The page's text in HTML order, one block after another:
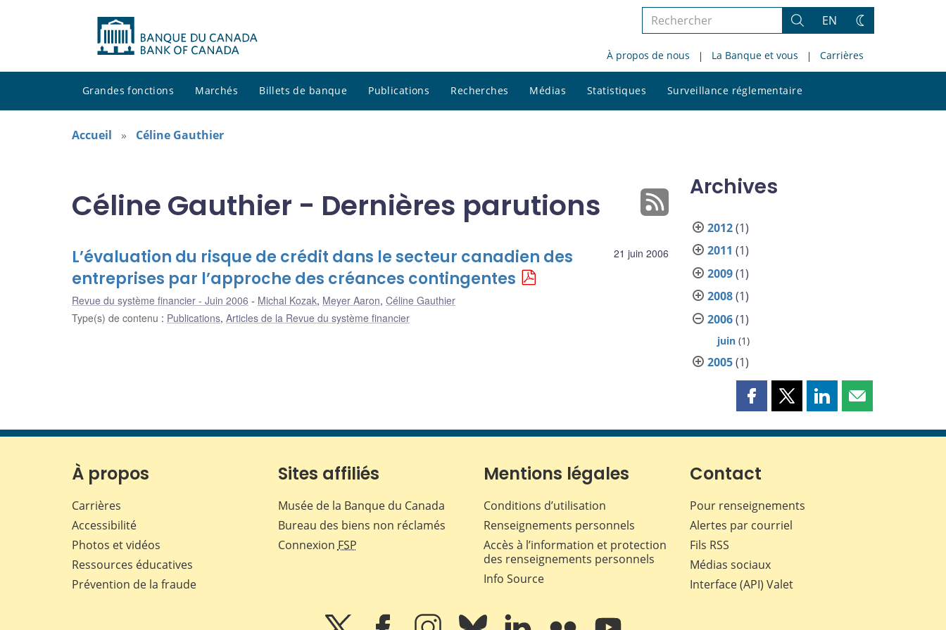
Rechercher
le
site
Rechercher
EN
Changez
thème
À propos de nous La Banque et vous Carrières
Grandes fonctions Marchés Billets de banque Publications Recherches Médias Statistiques Surveillance réglementaire
le
Accueil Céline Gauthier
Céline Gauthier - Dernières parutions
21 juin 2006
L’évaluation du risque de crédit dans le secteur canadien des
entreprises par l’approche des créances contingentes
Revue du système financier - Juin 2006 Michal Kozak, Meyer Aaron, Céline Gauthier
Type(s) de contenu : Publications, Articles de la Revue du système financier
Archives
2012(1)
2011 (1)
2009(1)
2008(1)
2006(1)
juin (1)
2005(1)
Partager
page
Facebook
Partager
page
Partager
page
Partager
page
À propos
Carrières
Accessibilité
Photos et vidéos
Ressources éducatives
Prévention de la fraude
Sites affiliés
Musée de la Banque du Canada
Bureau des biens non réclamés
Connexion FSP
Mentions légales
Conditions d’utilisation
Renseignements personnels
Accès à l’information et protection
des renseignements personnels
Info Source
Contact
Pour renseignements
Alertes par courriel
Fils RSS
Médias sociaux
Interface (API) Valet